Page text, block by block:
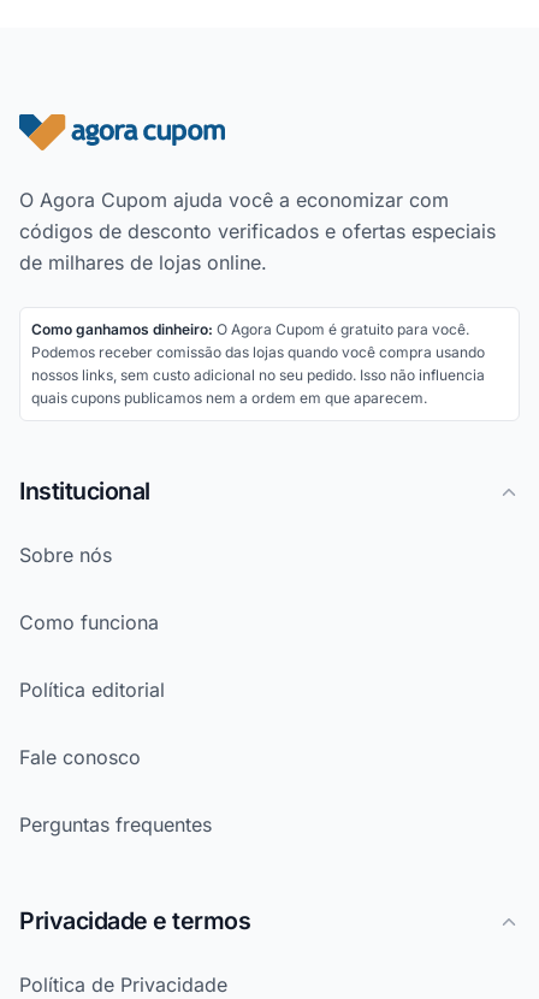
Rodapé do site
O Agora Cupom ajuda você a economizar com
códigos de desconto verificados e ofertas especiais
de milhares de lojas online.
Como ganhamos dinheiro: O Agora Cupom é gratuito para você.
Podemos receber comissão das lojas quando você compra usando
nossos links, sem custo adicional no seu pedido. Isso não influencia
quais cupons publicamos nem a ordem em que aparecem.
Institucional
Sobre nós
Como funciona
Política editorial
Fale conosco
Perguntas frequentes
Privacidade e termos
Política de Privacidade